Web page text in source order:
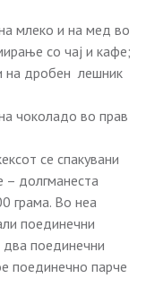
млеко и на мед во
со чај и кафе;
на дробен лешник
чоколадо во прав
се спакувани
– долгманеста
грама. Во неа
поединечни
поединечни
поединечно парче